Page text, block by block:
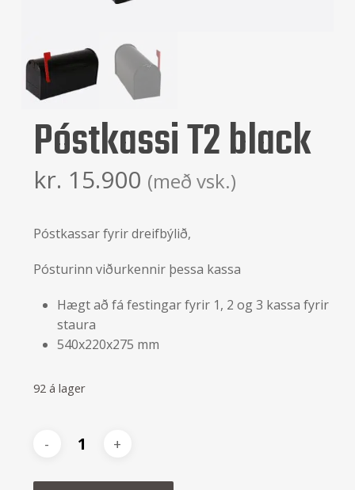
Póstkassi T2 black
kr. 15.900 (með vsk.)
Póstkassar fyrir dreifbýlið,
Pósturinn viðurkennir þessa kassa
Hægt að fá festingar fyrir 1, 2 og 3 kassa fyrir
staura
540x220x275 mm
92 á lager